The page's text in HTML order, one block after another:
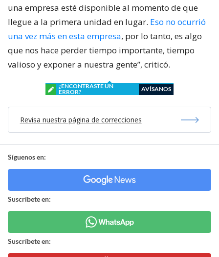
una empresa esté disponible al momento de que
llegue a la primera unidad en lugar. Eso no ocurrió
una vez más en esta empresa, por lo tanto, es algo
que nos hace perder tiempo importante, tiempo
valioso y exponer a nuestra gente”, criticó.
¿ENCONTRASTE UN
ERROR?
AVÍSANOS
Revisa nuestra página de correcciones
Síguenos en:
Suscríbete en:
Suscríbete en: